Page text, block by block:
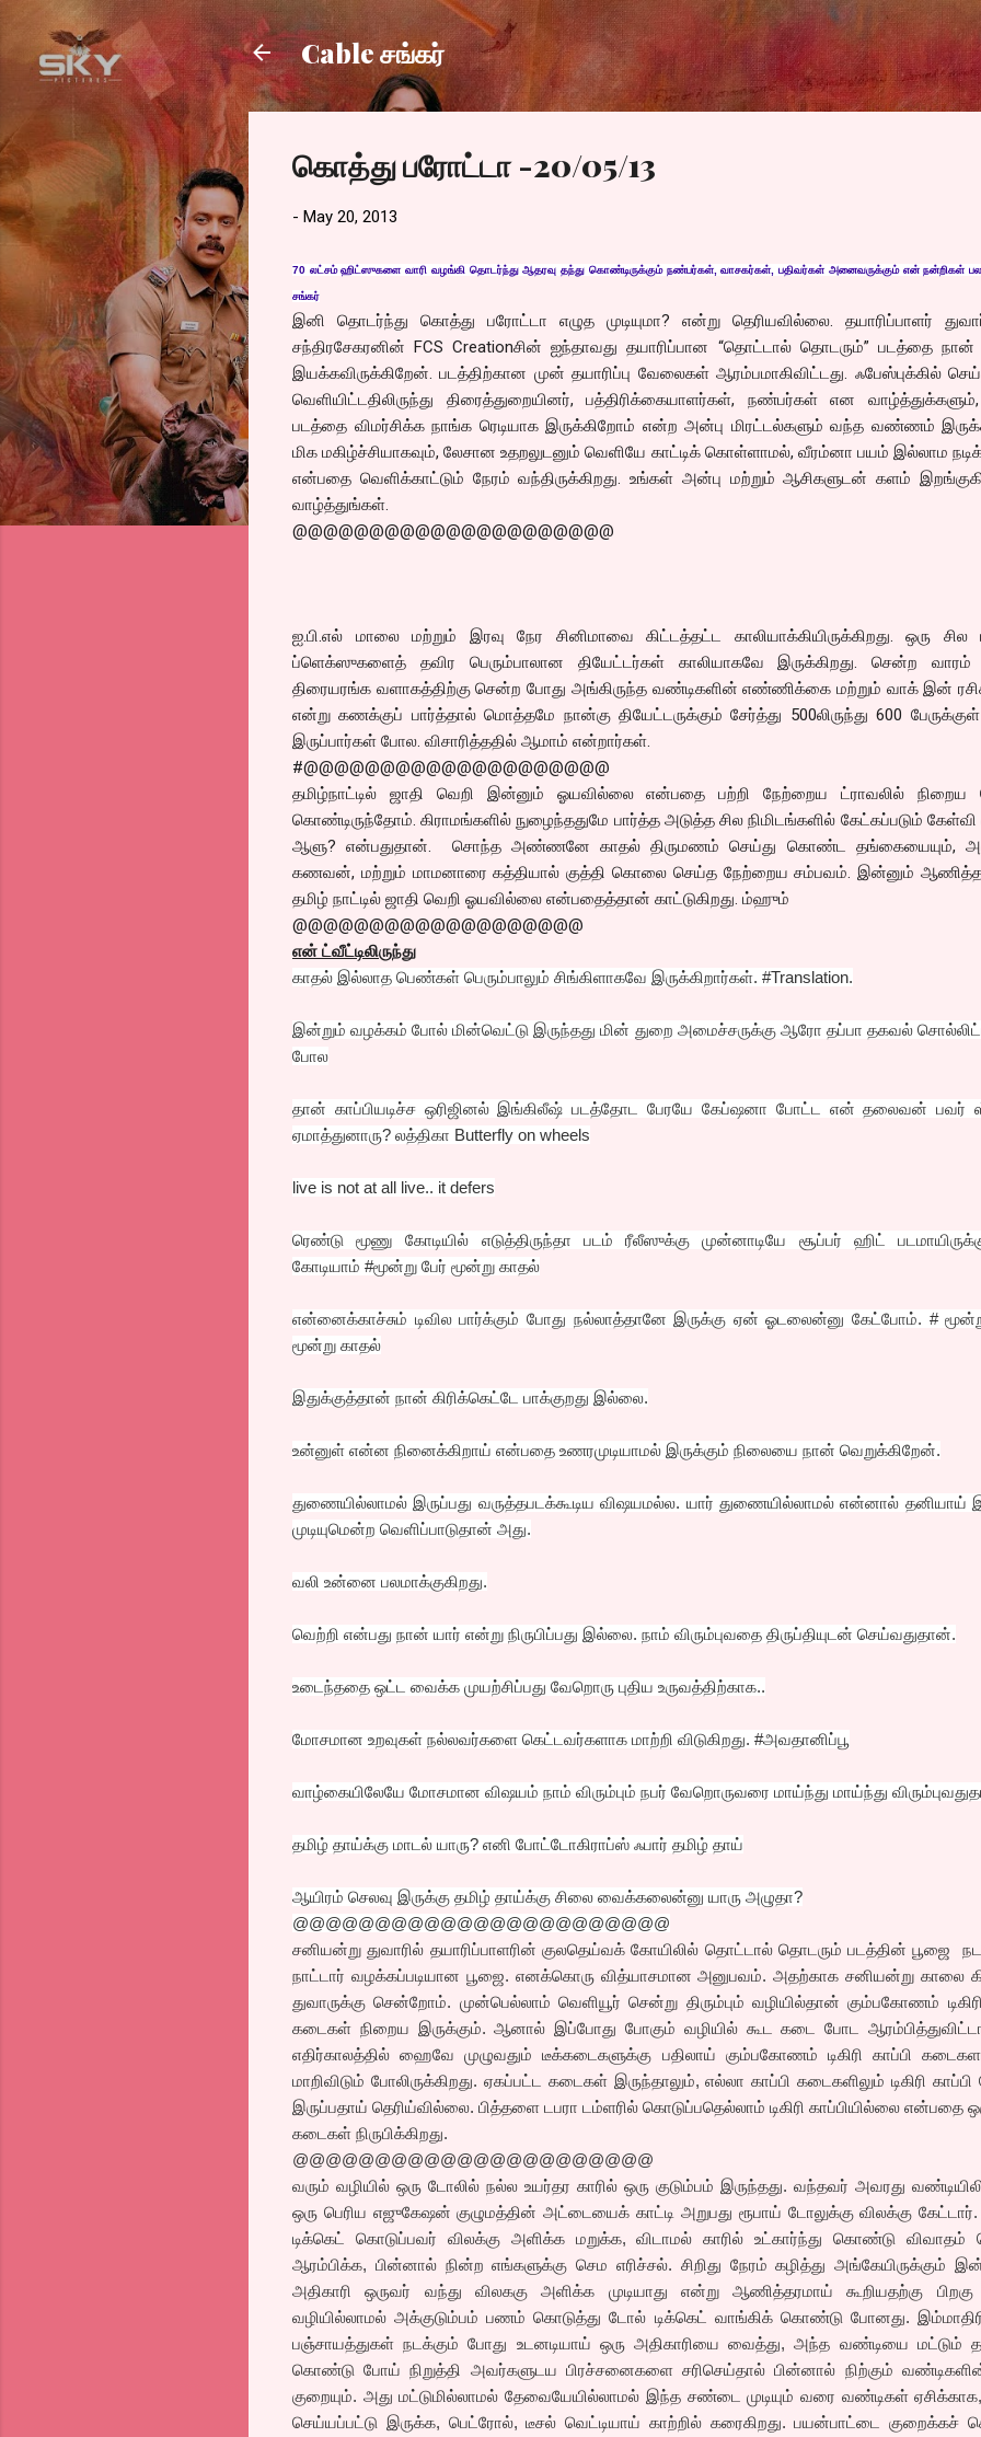
Skip to main content
Cable சங்கர்
கொத்து பரோட்டா -20/05/13
- May 20, 2013
70 லட்சம் ஹிட்ஸுகளை வாரி வழங்கி தொடர்ந்து ஆதரவு தந்து கொண்டிருக்கும் நண்பர்கள், வாசகர்கள், பதிவர்கள் அனைவருக்கும் என் நன்றிகள்
சங்கர்
இனி தொடர்ந்து கொத்து பரோட்டா எழுத முடியுமா? என்று தெரியவில்லை. தயாரிப்பாளர்
சந்திரசேகரனின் FCS Creationசின் ஐந்தாவது தயாரிப்பான “தொட்டால் தொடரும்” படத்தை நான்
இயக்கவிருக்கிறேன். படத்திற்கான முன் தயாரிப்பு வேலைகள் ஆரம்பமாகிவிட்டது. ஃபேஸ்புக்கில்
வெளியிட்டதிலிருந்து திரைத்துறையினர், பத்திரிக்கையாளர்கள், நண்பர்கள் என
படத்தை விமர்சிக்க நாங்க ரெடியாக இருக்கிறோம் என்ற அன்பு மிரட்டல்களும் வந்த வண்ணம்
மிக மகிழ்ச்சியாகவும், லேசான உதறலுடனும் வெளியே காட்டிக் கொள்ளாமல், வீரம்னா பயம் இல்லாம
என்பதை வெளிக்காட்டும் நேரம் வந்திருக்கிறது. உங்கள் அன்பு மற்றும் ஆசிகளுடன் களம்
வாழ்த்துங்கள்.
@@@@@@@@@@@@@@@@@@@@@
ஐ.பி.எல் மாலை மற்றும் இரவு நேர சினிமாவை கிட்டத்தட்ட காலியாக்கியிருக்கிறது. ஒரு சில
ப்ளெக்ஸுகளைத் தவிர பெரும்பாலான தியேட்டர்கள் காலியாகவே இருக்கிறது. சென்ற வாரம்
திரையரங்க வளாகத்திற்கு சென்ற போது அங்கிருந்த வண்டிகளின் எண்ணிக்கை மற்றும் வாக் இன்
என்று கணக்குப் பார்த்தால் மொத்தமே நான்கு தியேட்டருக்கும் சேர்த்து 500லிருந்து 600
இருப்பார்கள் போல. விசாரித்ததில் ஆமாம் என்றார்கள்.
#@@@@@@@@@@@@@@@@@@@@
தமிழ்நாட்டில் ஜாதி வெறி இன்னும் ஓயவில்லை என்பதை பற்றி நேற்றைய ட்ராவலில் நிறைய
கொண்டிருந்தோம். கிராமங்களில் நுழைந்ததுமே பார்த்த அடுத்த சில நிமிடங்களில் கேட்கப்படும்
ஆளு? என்பதுதான். சொந்த அண்ணனே காதல் திருமணம் செய்து கொண்ட தங்கையையும்,
கணவன், மற்றும் மாமனாரை கத்தியால் குத்தி கொலை செய்த நேற்றைய சம்பவம். இன்னும்
தமிழ் நாட்டில் ஜாதி வெறி ஓயவில்லை என்பதைத்தான் காட்டுகிறது. ம்ஹும்
@@@@@@@@@@@@@@@@@@@
என் ட்வீட்டிலிருந்து
காதல் இல்லாத பெண்கள் பெரும்பாலும் சிங்கிளாகவே இருக்கிறார்கள். #Translation.
இன்றும் வழக்கம் போல் மின்வெட்டு இருந்தது மின் துறை அமைச்சருக்கு ஆரோ தப்பா தகவல்
போல
தான் காப்பியடிச்ச ஒரிஜினல் இங்கிலீஷ் படத்தோட பேரயே கேப்ஷனா போட்ட என் தலைவன் பவர்
ஏமாத்துனாரு? லத்திகா Butterfly on wheels
live is not at all live.. it defers
ரெண்டு மூணு கோடியில் எடுத்திருந்தா படம் ரீலீஸுக்கு முன்னாடியே சூப்பர் ஹிட்
கோடியாம் #மூன்று பேர் மூன்று காதல்
என்னைக்காச்சும் டிவில பார்க்கும் போது நல்லாத்தானே இருக்கு ஏன் ஓடலைன்னு கேட்போம். #
மூன்று காதல்
இதுக்குத்தான் நான் கிரிக்கெட்டே பாக்குறது இல்லை.
உன்னுள் என்ன நினைக்கிறாய் என்பதை உணரமுடியாமல் இருக்கும் நிலையை நான் வெறுக்கிறேன்.
துணையில்லாமல் இருப்பது வருத்தபடக்கூடிய விஷயமல்ல. யார் துணையில்லாமல் என்னால் தனியாய்
முடியுமென்ற வெளிப்பாடுதான் அது.
வலி உன்னை பலமாக்குகிறது.
வெற்றி என்பது நான் யார் என்று நிருபிப்பது இல்லை. நாம் விரும்புவதை திருப்தியுடன் செய்வதுதான்.
உடைந்ததை ஒட்ட வைக்க முயற்சிப்பது வேறொரு புதிய உருவத்திற்காக..
மோசமான உறவுகள் நல்லவர்களை கெட்டவர்களாக மாற்றி விடுகிறது. #அவதானிப்பூ
வாழ்கையிலேயே மோசமான விஷயம் நாம் விரும்பும் நபர் வேறொருவரை மாய்ந்து மாய்ந்து
தமிழ் தாய்க்கு மாடல் யாரு? எனி போட்டோகிராப்ஸ் ஃபார் தமிழ் தாய்
ஆயிரம் செலவு இருக்கு தமிழ் தாய்க்கு சிலை வைக்கலைன்னு யாரு அழுதா?
@@@@@@@@@@@@@@@@@@@@@@@
சனியன்று துவாரில் தயாரிப்பாளரின் குலதெய்வக் கோயிலில் தொட்டால் தொடரும் படத்தின் பூஜை
நாட்டார் வழக்கப்படியான பூஜை. எனக்கொரு வித்யாசமான அனுபவம். அதற்காக சனியன்று காலை
துவாருக்கு சென்றோம். முன்பெல்லாம் வெளியூர் சென்று திரும்பும் வழியில்தான் கும்பகோணம் டிகிரி
கடைகள் நிறைய இருக்கும். ஆனால் இப்போது போகும் வழியில் கூட கடை போட
எதிர்காலத்தில் ஹைவே முழுவதும் டீக்கடைகளுக்கு பதிலாய் கும்பகோணம் டிகிரி காப்பி
மாறிவிடும் போலிருக்கிறது. ஏகப்பட்ட கடைகள் இருந்தாலும், எல்லா காப்பி கடைகளிலும் டிகிரி காப்பி
இருப்பதாய் தெரிய்வில்லை. பித்தளை டபரா டம்ளரில் கொடுப்பதெல்லாம் டிகிரி காப்பியில்லை என்பதை
கடைகள் நிருபிக்கிறது.
@@@@@@@@@@@@@@@@@@@@@@
வரும் வழியில் ஒரு டோலில் நல்ல உயர்தர காரில் ஒரு குடும்பம் இருந்தது. வந்தவர் அவரது
ஒரு பெரிய எஜுகேஷன் குழுமத்தின் அட்டையைக் காட்டி அறுபது ரூபாய் டோலுக்கு விலக்கு
டிக்கெட் கொடுப்பவர் விலக்கு அளிக்க மறுக்க, விடாமல் காரில் உட்கார்ந்து கொண்டு விவாதம்
ஆரம்பிக்க, பின்னால் நின்ற எங்களுக்கு செம எரிச்சல். சிறிது நேரம் கழித்து அங்கேயிருக்கும்
அதிகாரி ஒருவர் வந்து விலககு அளிக்க முடியாது என்று ஆணித்தரமாய் கூறியதற்கு பிறகு
வழியில்லாமல் அக்குடும்பம் பணம் கொடுத்து டோல் டிக்கெட் வாங்கிக் கொண்டு போனது.
பஞ்சாயத்துகள் நடக்கும் போது உடனடியாய் ஒரு அதிகாரியை வைத்து, அந்த வண்டியை மட்டும்
கொண்டு போய் நிறுத்தி அவர்களுடய பிரச்சனைகளை சரிசெய்தால் பின்னால் நிற்கும்
குறையும். அது மட்டுமில்லாமல் தேவையேயில்லாமல் இந்த சண்டை முடியும் வரை வண்டிகள்
செய்யப்பட்டு இருக்க, பெட்ரோல், டீசல் வெட்டியாய் காற்றில் கரைகிறது. பயன்பாட்டை குறைக்கச்